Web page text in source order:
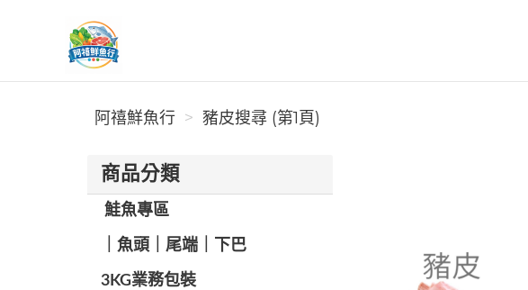
阿禧鮮魚行
阿禧鮮魚行 豬皮搜尋 (第1頁)
商品分類
️ 鮭魚專區
️｜魚頭｜尾端｜下巴
️3KG業務包裝